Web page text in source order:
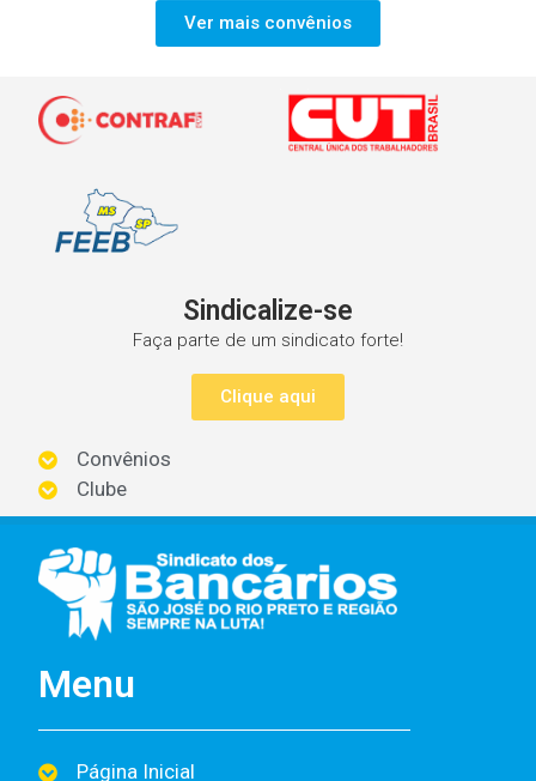
Ver mais convênios
Sindicalize-se
Faça parte de um sindicato forte!
Clique aqui
Convênios
Clube
Menu
Página Inicial